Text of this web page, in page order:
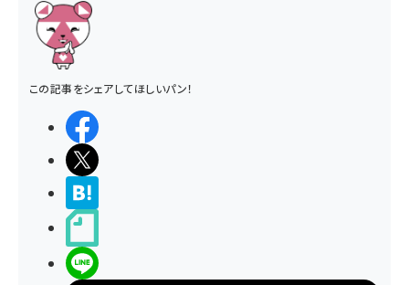
この記事をシェアしてほしいパン！